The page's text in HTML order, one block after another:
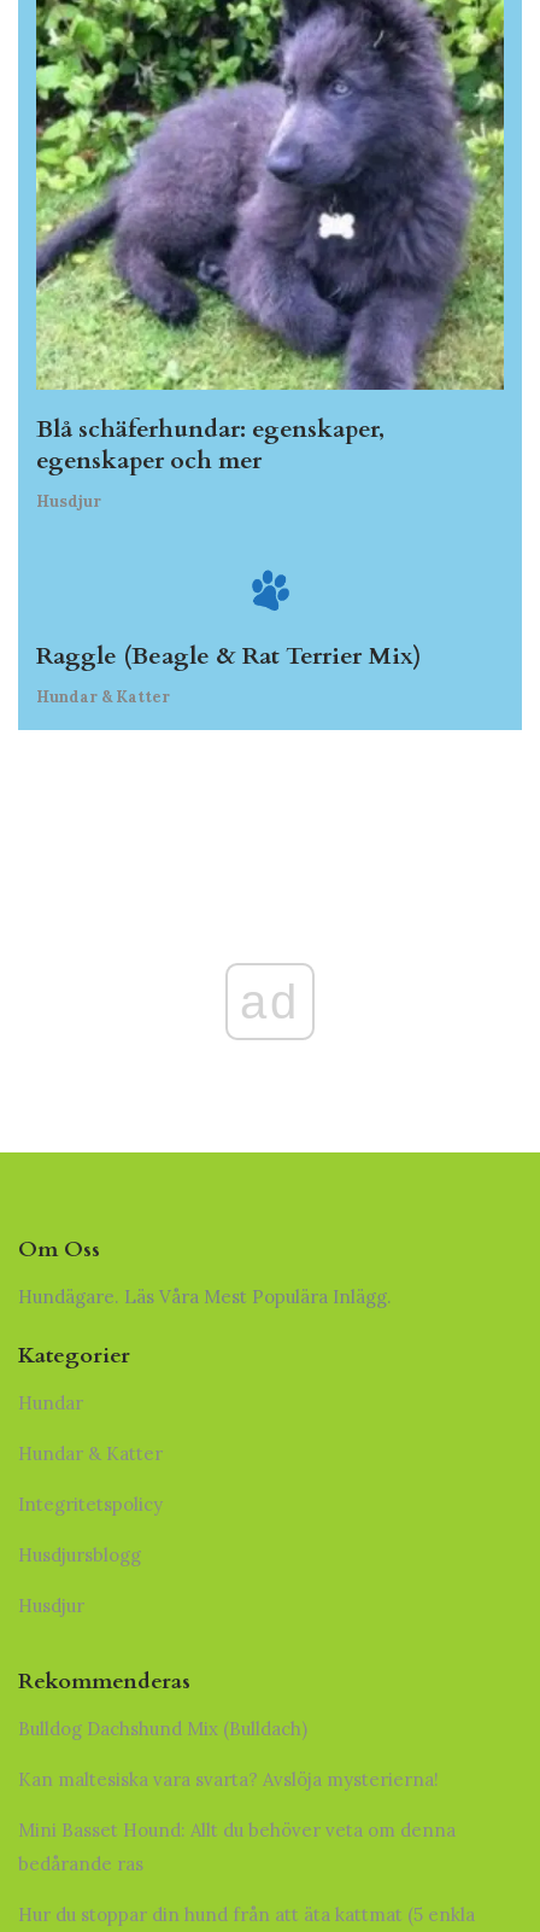
Blå schäferhundar: egenskaper,
egenskaper och mer
Husdjur
Raggle (Beagle & Rat Terrier Mix)
Hundar & Katter
ad
Om Oss
Hundägare. Läs Våra Mest Populära Inlägg.
Kategorier
Hundar
Hundar & Katter
Integritetspolicy
Husdjursblogg
Husdjur
Rekommenderas
Bulldog Dachshund Mix (Bulldach)
Kan maltesiska vara svarta? Avslöja mysterierna!
Mini Basset Hound: Allt du behöver veta om denna
bedårande ras
Hur du stoppar din hund från att äta kattmat (5 enkla